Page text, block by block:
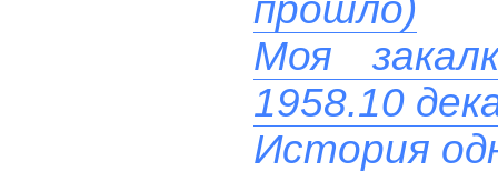
Моя
1958.10
История